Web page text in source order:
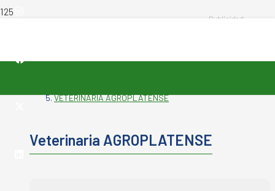
-
VETERINARIA AGROPLATENSE
Veterinaria AGROPLATENSE